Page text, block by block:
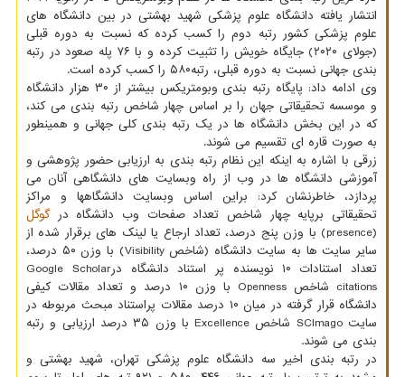
انتشار یافته دانشگاه علوم پزشکی شهید بهشتی در بین دانشگاه های
علوم پزشکی کشور رتبه دوم را کسب کرده که نسبت به دوره قبلی
(جولای ۲۰۲۰) جایگاه خویش را تثبیت کرده و با ۷۶ پله صعود در رتبه
بندی جهانی نسبت به دوره قبلی، رتبه۵۸۰ را کسب کرده است.
وی ادامه داد: پایگاه رتبه بندی وبومتریکس بیشتر از ۳۰ هزار دانشگاه
و موسسه تحقیقاتی جهان را بر اساس چهار شاخص رتبه بندی می کند،
که در این بخش دانشگاه ها در یک رتبه بندی کلی جهانی و همینطور
به صورت قاره ای تقسیم می شوند.
زرقی با اشاره به اینکه این نظام رتبه بندی به ارزیابی حضور پژوهشی و
آموزشی دانشگاه ها در وب از راه وبسایت های دانشگاهی آنان می
پردازد، خاطرنشان کرد: براین اساس وبسایت دانشگاهها و مراکز
تحقیقاتی برپایه چهار شاخص تعداد صفحات وب دانشگاه درگوگل
(presence) با وزن پنج درصد، تعداد ارجاع یا لینک های برقرار شده از
سایر سایت ها به سایت دانشگاه (شاخص Visibility) با وزن ۵۰ درصد،
تعداد استنادات ۱۰ نویسنده پر استناد دانشگاه درGoogle Scholar
citations شاخص Openness با وزن ۱۰ درصد و تعداد مقالات کیفی
دانشگاه قرار گرفته در میان ۱۰ درصد مقالات پراستناد مبحث مربوطه در
سایت SCImago شاخص Excellence با وزن ۳۵ درصد ارزیابی و رتبه
بندی می شوند.
در رتبه بندی اخیر سه دانشگاه علوم پزشکی تهران، شهید بهشتی و